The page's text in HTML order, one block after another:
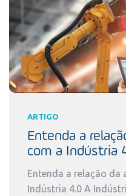
ARTIGO
Entenda a
com a Indústria
Entenda a relação da
Indústria 4.0 A